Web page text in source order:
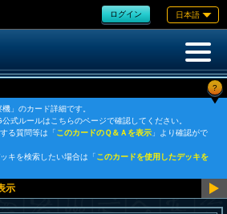
ログイン 日本語
?
」のカード詳細です。
式ルールはこちらのページで確認してください。
る質問等は「このカードのＱ＆Ａを表示 」より確認がで
キを検索したい場合は「このカードを使用したデッキを